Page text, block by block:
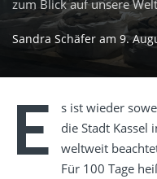
zum Blick auf unsere
Sandra Schäfer am 9.
E
s ist wieder
die Stadt Kassel
weltweit
Für 100 Tage